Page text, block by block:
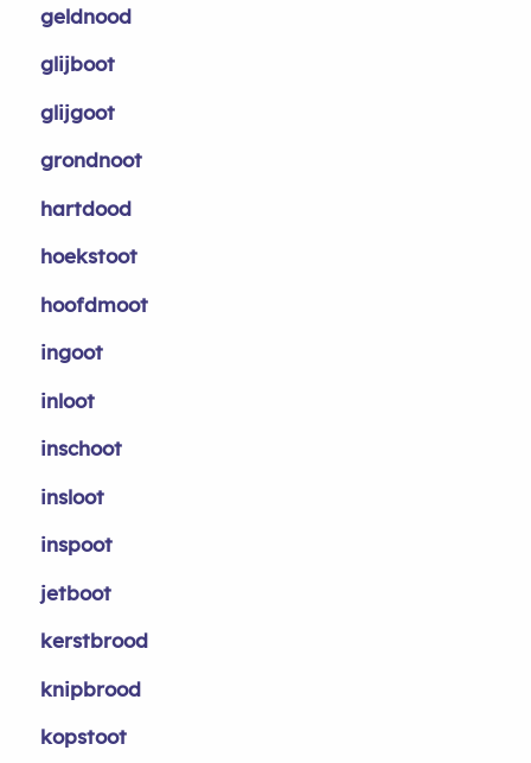
geldnood
glijboot
glijgoot
grondnoot
hartdood
hoekstoot
hoofdmoot
ingoot
inloot
inschoot
insloot
inspoot
jetboot
kerstbrood
knipbrood
kopstoot